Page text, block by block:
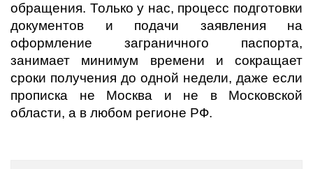
обращения. Только у нас, процесс подготовки
документов и подачи заявления на
оформление заграничного паспорта,
занимает минимум времени и сокращает
сроки получения до одной недели, даже если
прописка не Москва и не в Московской
области, а в любом регионе РФ.